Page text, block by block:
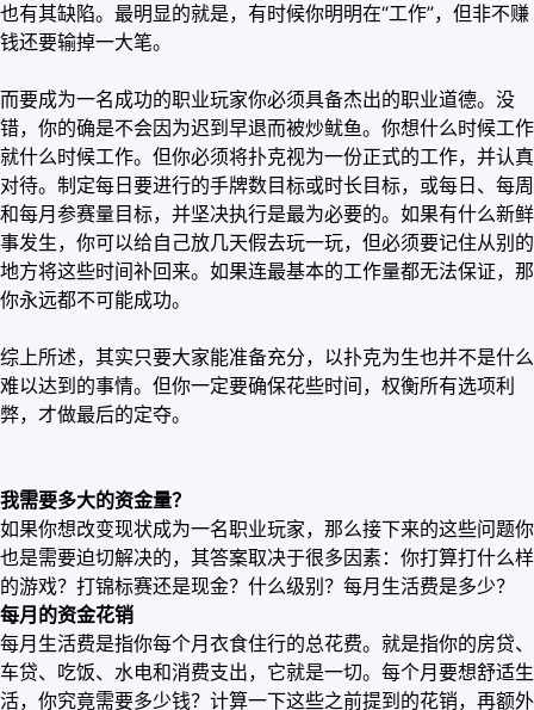
也有其缺陷。最明显的就是，有时候你明明在“工作”，但非不赚
钱还要输掉一大笔。
而要成为一名成功的职业玩家你必须具备杰出的职业道德。没
错，你的确是不会因为迟到早退而被炒鱿鱼。你想什么时候工作
就什么时候工作。但你必须将扑克视为一份正式的工作，并认真
对待。制定每日要进行的手牌数目标或时长目标，或每日、每周
和每月参赛量目标，并坚决执行是最为必要的。如果有什么新鲜
事发生，你可以给自己放几天假去玩一玩，但必须要记住从别的
地方将这些时间补回来。如果连最基本的工作量都无法保证，那
你永远都不可能成功。
综上所述，其实只要大家能准备充分，以扑克为生也并不是什么
难以达到的事情。但你一定要确保花些时间，权衡所有选项利
弊，才做最后的定夺。
我需要多大的资金量？
如果你想改变现状成为一名职业玩家，那么接下来的这些问题你
也是需要迫切解决的，其答案取决于很多因素：你打算打什么样
的游戏？打锦标赛还是现金？什么级别？每月生活费是多少？
每月的资金花销
每月生活费是指你每个月衣食住行的总花费。就是指你的房贷、
车贷、吃饭、水电和消费支出，它就是一切。每个月要想舒适生
活，你究竟需要多少钱？计算一下这些之前提到的花销，再额外